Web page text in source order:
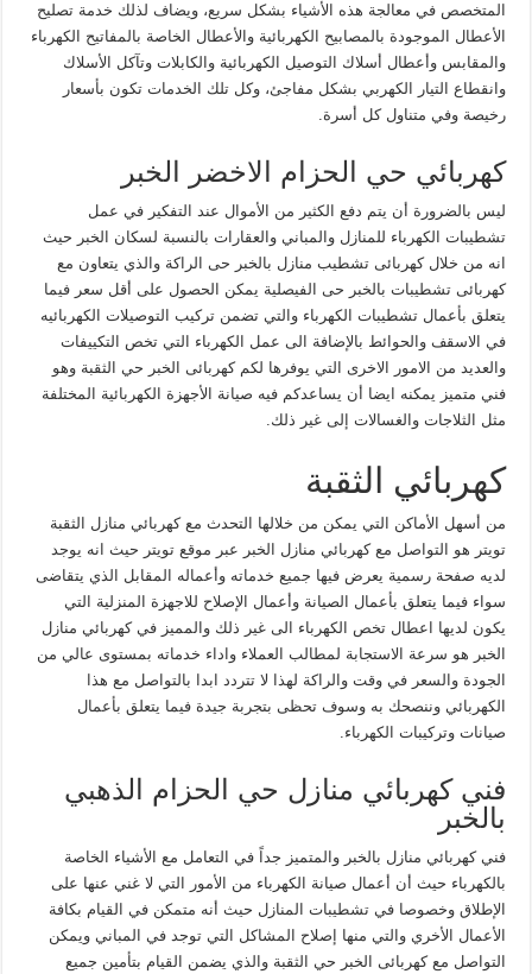
المتخصص في معالجة هذه الأشياء بشكل سريع، ويضاف لذلك خدمة تصليح
الأعطال الموجودة بالمصابيح الكهربائية والأعطال الخاصة بالمفاتيح الكهرباء
والمقابس وأعطال أسلاك التوصيل الكهربائية والكابلات وتآكل الأسلاك
وانقطاع التيار الكهربي بشكل مفاجئ، وكل تلك الخدمات تكون بأسعار
رخيصة وفي متناول كل أسرة.
كهربائي حي الحزام الاخضر الخبر
ليس بالضرورة أن يتم دفع الكثير من الأموال عند التفكير في عمل
تشطيبات الكهرباء للمنازل والمباني والعقارات بالنسبة لسكان الخبر حيث
انه من خلال كهربائى تشطيب منازل بالخبر حى الراكة والذي يتعاون مع
كهربائى تشطيبات بالخبر حى الفيصلية يمكن الحصول على أقل سعر فيما
يتعلق بأعمال تشطيبات الكهرباء والتي تضمن تركيب التوصيلات الكهربائيه
في الاسقف والحوائط بالإضافة الى عمل الكهرباء التي تخص التكييفات
والعديد من الامور الاخرى التي يوفرها لكم كهربائى الخبر حي الثقبة وهو
فني متميز يمكنه ايضا أن يساعدكم فيه صيانة الأجهزة الكهربائية المختلفة
مثل الثلاجات والغسالات إلى غير ذلك.
كهربائي الثقبة
من أسهل الأماكن التي يمكن من خلالها التحدث مع كهربائي منازل الثقبة
تويتر هو التواصل مع كهربائي منازل الخبر عبر موقع تويتر حيث انه يوجد
لديه صفحة رسمية يعرض فيها جميع خدماته وأعماله المقابل الذي يتقاضى
سواء فيما يتعلق بأعمال الصيانة وأعمال الإصلاح للاجهزة المنزلية التي
يكون لديها اعطال تخص الكهرباء الى غير ذلك والمميز في كهربائي منازل
الخبر هو سرعة الاستجابة لمطالب العملاء واداء خدماته بمستوى عالي من
الجودة والسعر في وقت والراكة لهذا لا تتردد ابدا بالتواصل مع هذا
الكهربائي وننصحك به وسوف تحظى بتجربة جيدة فيما يتعلق بأعمال
صيانات وتركيبات الكهرباء.
فني كهربائي منازل حي الحزام الذهبي
بالخبر
فني كهربائي منازل بالخبر والمتميز جداً في التعامل مع الأشياء الخاصة
بالكهرباء حيث أن أعمال صيانة الكهرباء من الأمور التي لا غني عنها على
الإطلاق وخصوصا في تشطيبات المنازل حيث أنه متمكن في القيام بكافة
الأعمال الأخري والتي منها إصلاح المشاكل التي توجد في المباني ويمكن
التواصل مع كهربائى الخبر حي الثقبة والذي يضمن القيام بتأمين جميع